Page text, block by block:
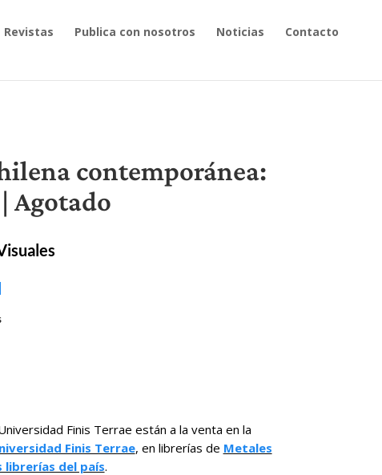
Revistas Publica con nosotros Noticias Contacto
contemporánea:
Agotado
Finis Terrae están a la venta en la
Finis Terrae, en librerías de Metales
librerías del país.